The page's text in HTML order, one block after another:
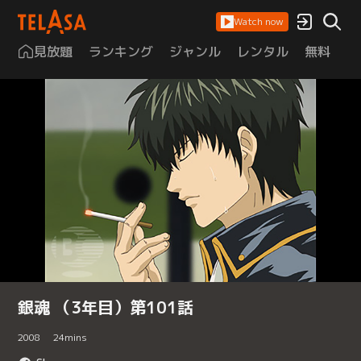
Watch now
見放題 ランキング ジャンル レンタル 無料
銀魂 （3年目）第101話
2008 24mins